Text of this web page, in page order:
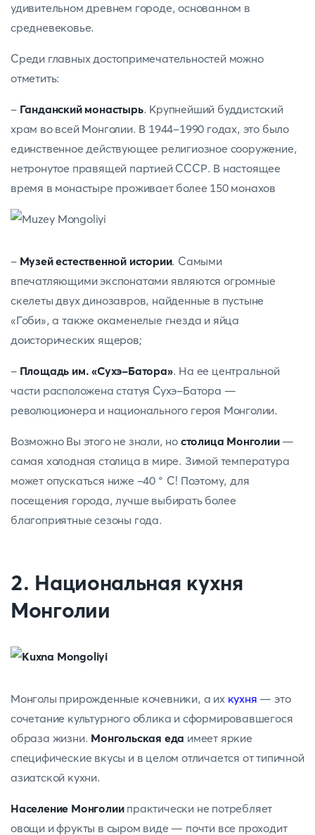
удивительном древнем городе, основанном в
средневековье.
Среди главных достопримечательностей можно
отметить:
- Ганданский монастырь. Крупнейший буддистский
храм во всей Монголии. В 1944-1990 годах, это было
единственное действующее религиозное сооружение,
нетронутое правящей партией СССР. В настоящее
время в монастыре проживает более 150 монахов
- Музей естественной истории. Самыми
впечатляющими экспонатами являются огромные
скелеты двух динозавров, найденные в пустыне
«Гоби», а также окаменелые гнезда и яйца
доисторических ящеров;
- Площадь им. «Сухэ-Батора». На ее центральной
части расположена статуя Сухэ-Батора —
революционера и национального героя Монголии.
Возможно Вы этого не знали, но столица Монголии —
самая холодная столица в мире. Зимой температура
может опускаться ниже -40 ° C! Поэтому, для
посещения города, лучше выбирать более
благоприятные сезоны года.
2. Национальная кухня
Монголии
Монголы прирожденные кочевники, а их кухня — это
сочетание культурного облика и сформировавшегося
образа жизни. Монгольская еда имеет яркие
специфические вкусы и в целом отличается от типичной
азиатской кухни.
Население Монголии практически не потребляет
овощи и фрукты в сыром виде — почти все проходит